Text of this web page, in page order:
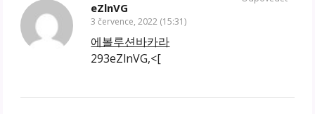
eZlnVG
3 července, 2022 (15:31)
에볼루션바카라
293eZlnVG,<[